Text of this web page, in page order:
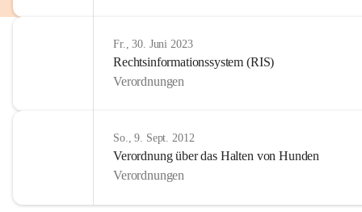
Fr., 30. Juni 2023
Rechtsinformationssystem (RIS)
Verordnungen
So., 9. Sept. 2012
Verordnung über das Halten von Hunden
Verordnungen